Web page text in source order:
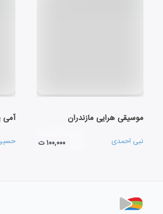
موسیقی هرایی مازندران
نبی احمدی ۱۰۰,۰۰۰ ت
آمی